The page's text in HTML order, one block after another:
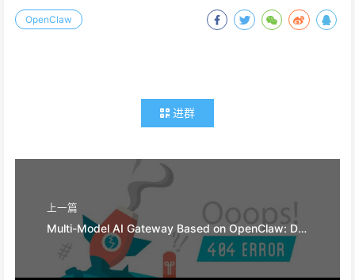
OpenClaw
进群
上一篇
Multi-Model AI Gateway Based on OpenClaw: Domestic Large Model Integration Practice